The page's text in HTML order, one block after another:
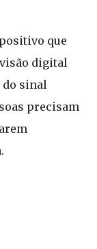
que
digital
do sinal
precisam